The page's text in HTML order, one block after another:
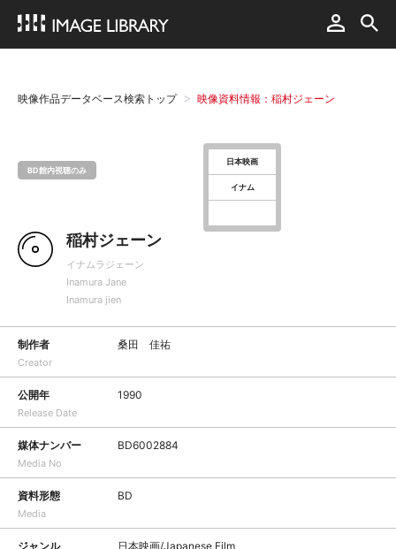
映像作品データベース検索トップ 映像資料情報：稲村ジェーン
BD館内視聴のみ
日本映画
イナム
稲村ジェーン
イナムラジェーン
Inamura Jane
Inamura jien
制作者
Creator
桑田 佳祐
公開年
Release Date
1990
媒体ナンバー
Media No
BD6002884
資料形態
Media
BD
ジャンル 日本映画/Japanese Film